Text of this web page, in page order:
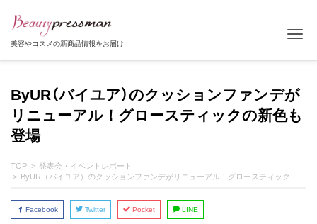
美容やコスメの新商品情報をお届け
ByUR（バイユア）のクッションファンデが
リニューアル！グロースティックの新色も
登場
TOP
発表会・イベントレポート
ByUR（バイユア）のクッションファンデがリニューアル！グロースティックの新色も登場
Facebook Twitter Pocket LINE